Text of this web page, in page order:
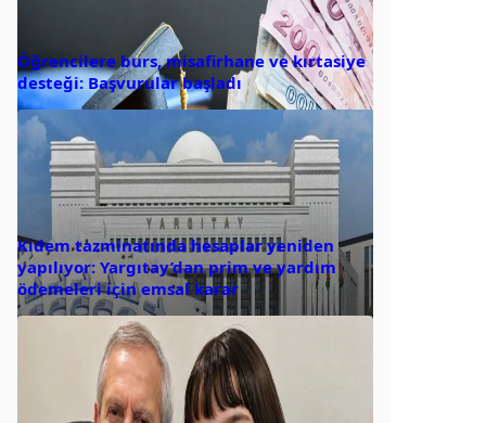
Öğrencilere burs, misafirhane ve kırtasiye
desteği: Başvurular başladı
Kıdem tazminatında hesaplar yeniden
yapılıyor: Yargıtay’dan prim ve yardım
ödemeleri için emsal karar